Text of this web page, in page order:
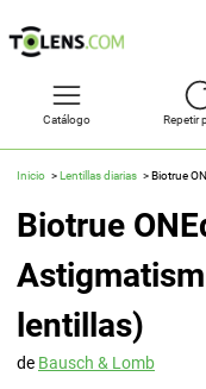
Catálogo Repetir
Inicio Lentillas diarias Biotrue
Biotrue
lentillas)
de Bausch & Lomb